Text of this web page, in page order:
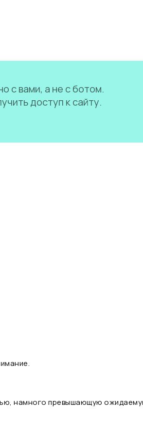
с вами, а не с ботом.
доступ к сайту.
намного превышающую